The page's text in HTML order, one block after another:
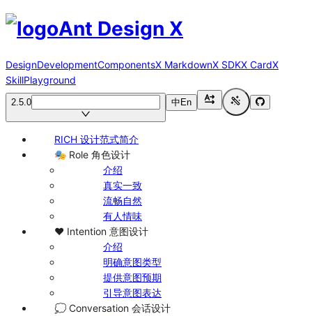
Ant Design X
DesignDevelopmentComponentsX MarkdownX SDKX CardX
SkillPlayground
2.5.0 中En
RICH 设计范式简介
🎭 Role 角色设计
介绍
真实一致
流畅自然
有人情味
❤️ Intention 意图设计
介绍
明确意图类型
提供意图预期
引导意图表达
💭 Conversation 会话设计